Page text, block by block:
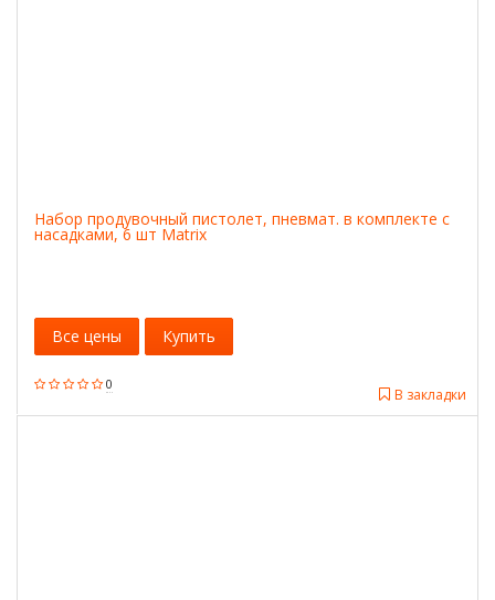
Набор продувочный пистолет, пневмат. в комплекте с
насадками, 6 шт Matrix
0
В закладки
Все цены Купить